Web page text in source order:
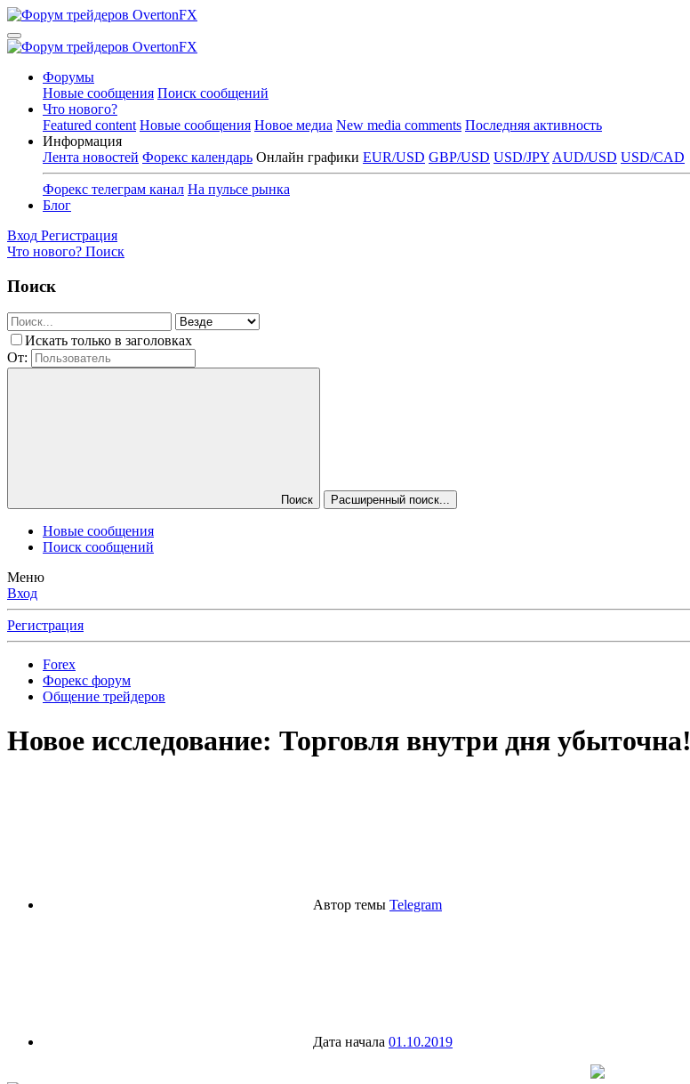
Форумы
Новые сообщения Поиск сообщений
Что нового?
Featured content Новые сообщения Новое медиа New media comments Последняя активность
Информация
Лента новостей Форекс календарь Онлайн графики EUR/USD GBP/USD USD/JPY AUD/USD USD/CAD
Форекс телеграм канал На пульсе рынка
Блог
Вход Регистрация
Что нового? Поиск
Поиск
Искать только в заголовках
От:
Поиск Расширенный поиск...
Новые сообщения
Поиск сообщений
Меню
Вход
Регистрация
Forex
Форекс форум
Общение трейдеров
Новое исследование: Торговля внутри дня убыточна!
Автор темы Telegram
Дата начала 01.10.2019